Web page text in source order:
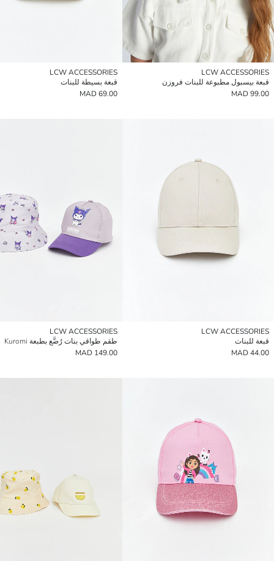
LCW ACCESSORIES
قبعة بيسبول مطبوعة للبنات فروزن
99.00 MAD
LCW ACCESSORIES
قبعة بسيطة للبنات
69.00 MAD
LCW ACCESSORIES
قبعة للبنات
44.00 MAD
LCW ACCESSORIES
طقم طواقي بنات رُضَّع بطبعة Kuromi
149.00 MAD